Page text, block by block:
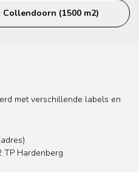
(1500 m2)
met verschillende labels en
TP Hardenberg